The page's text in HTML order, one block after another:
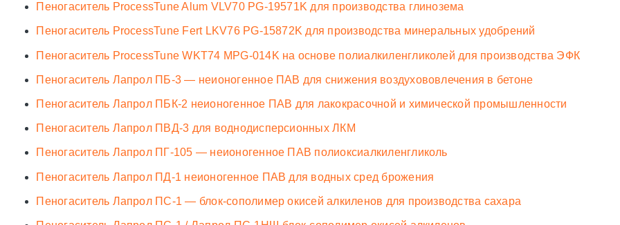
Пеногаситель ProcessTune Alum VLV70 PG-19571K для производства глинозема
Пеногаситель ProcessTune Fert LKV76 PG-15872K для производства минеральных удобрений
Пеногаситель ProcessTune WKT74 MPG-014K на основе полиалкиленгликолей для производства ЭФК
Пеногаситель Лапрол ПБ-3 — неионогенное ПАВ для снижения воздухововлечения в бетоне
Пеногаситель Лапрол ПБК-2 неионогенное ПАВ для лакокрасочной и химической промышленности
Пеногаситель Лапрол ПВД-3 для воднодисперсионных ЛКМ
Пеногаситель Лапрол ПГ-105 — неионогенное ПАВ полиоксиалкиленгликоль
Пеногаситель Лапрол ПД-1 неионогенное ПАВ для водных сред брожения
Пеногаситель Лапрол ПС-1 — блок-сополимер окисей алкиленов для производства сахара